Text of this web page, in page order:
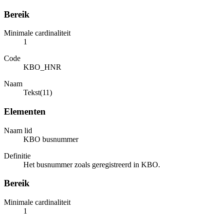
Bereik
Minimale cardinaliteit
1
Code
KBO_HNR
Naam
Tekst(11)
Elementen
Naam lid
KBO busnummer
Definitie
Het busnummer zoals geregistreerd in KBO.
Bereik
Minimale cardinaliteit
1